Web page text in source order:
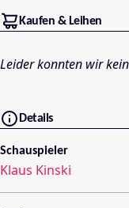
Kaufen & Leihen
Leider konnten wir
Details
Schauspieler
Klaus Kinski